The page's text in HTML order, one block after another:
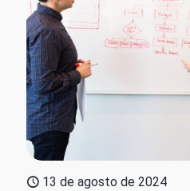
13 de agosto de 2024